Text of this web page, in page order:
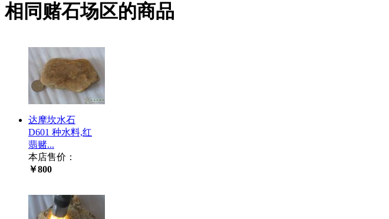
相同赌石场区的商品
达摩坎水石
D601 种水料,红
翡赌...
本店售价：
￥800